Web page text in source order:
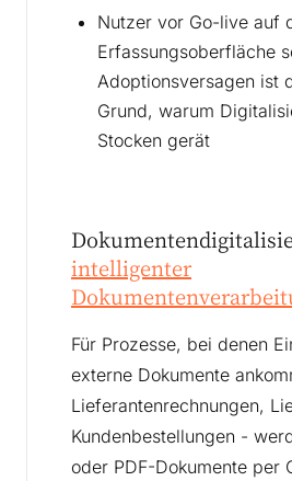
Nutzer vor Go-live auf
Erfassungsoberfläche
Adoptionsversagen ist
Grund, warum
Stocken gerät
intelligenter
Für Prozesse, bei denen
externe Dokumente
Lieferantenrechnungen,
Kundenbestellungen -
oder PDF-Dokumente per